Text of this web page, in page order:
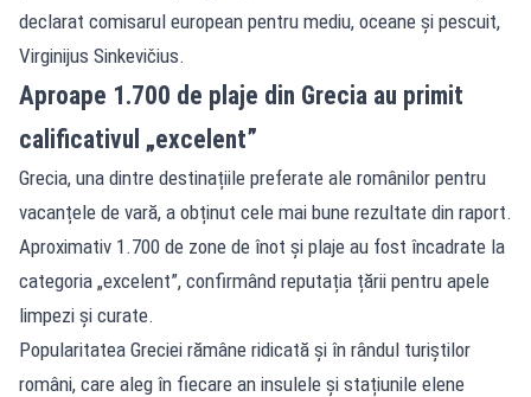
declarat comisarul european pentru mediu, oceane și pescuit,
Virginijus Sinkevičius.
Aproape 1.700 de plaje din Grecia au primit
calificativul „excelent”
Grecia, una dintre destinațiile preferate ale românilor pentru
vacanțele de vară, a obținut cele mai bune rezultate din raport.
Aproximativ 1.700 de zone de înot și plaje au fost încadrate la
categoria „excelent”, confirmând reputația țării pentru apele
limpezi și curate.
Popularitatea Greciei rămâne ridicată și în rândul turiștilor
români, care aleg în fiecare an insulele și stațiunile elene